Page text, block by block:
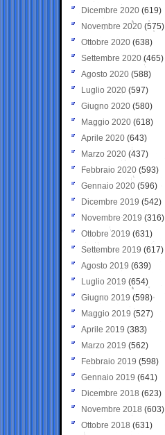
Dicembre 2020 (619)
Novembre 2020 (575)
Ottobre 2020 (638)
Settembre 2020(465)
Agosto 2020 (588)
Luglio 2020 (597)
Giugno 2020 (580)
Maggio 2020 (618)
Aprile 2020 (643)
Marzo 2020 (437)
Febbraio 2020 (593)
Gennaio 2020 (596)
Dicembre 2019 (542)
Novembre 2019 (316)
Ottobre 2019 (631)
Settembre 2019 (617)
Agosto 2019 (639)
Luglio 2019 (654)
Giugno 2019 (598)
Maggio 2019 (527)
Aprile 2019 (383)
Marzo 2019 (562)
Febbraio 2019 (598)
Gennaio 2019 (641)
Dicembre 2018 (623)
Novembre 2018 (603)
Ottobre 2018 (631)